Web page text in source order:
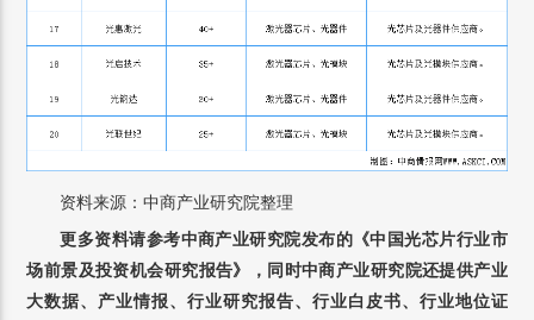
资料来源：中商产业研究院整理
更多资料请参考中商产业研究院发布的《中国光芯片行业市
场前景及投资机会研究报告》，同时中商产业研究院还提供产业
大数据、产业情报、行业研究报告、行业白皮书、行业地位证